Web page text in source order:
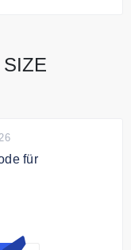
für
Sie 20€ auf Ihre